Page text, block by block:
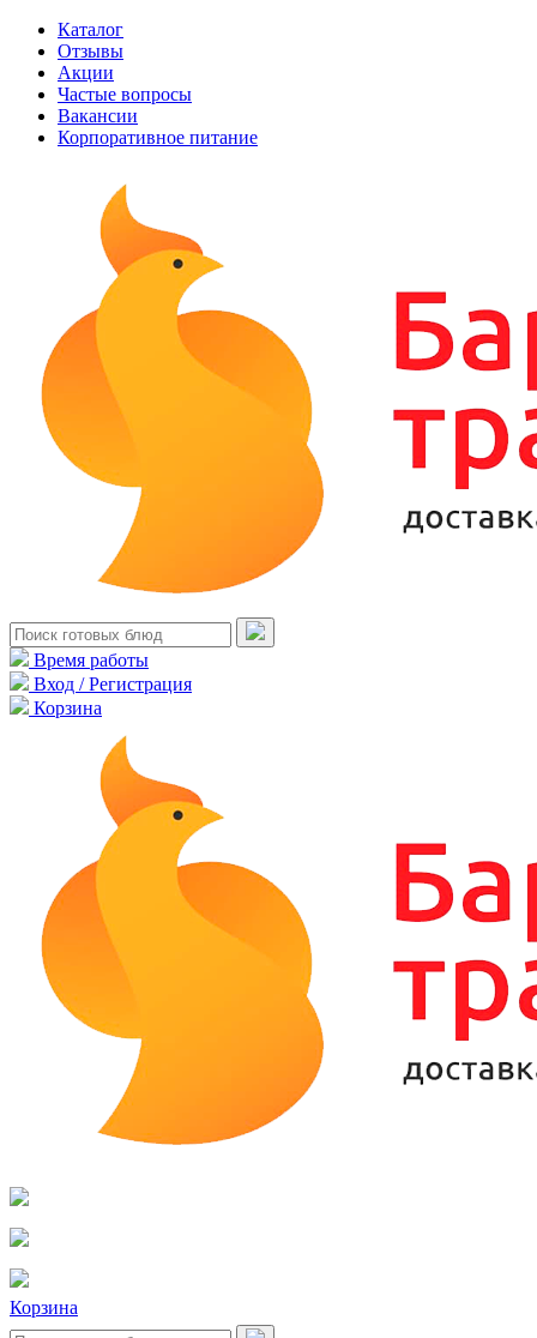
Каталог
Отзывы
Акции
Частые вопросы
Вакансии
Корпоративное питание
Время работы
Вход / Регистрация
Корзина
Корзина